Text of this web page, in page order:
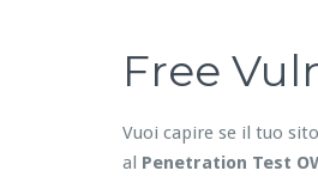
Free
Vuoi capire se il tuo
al Penetration Test